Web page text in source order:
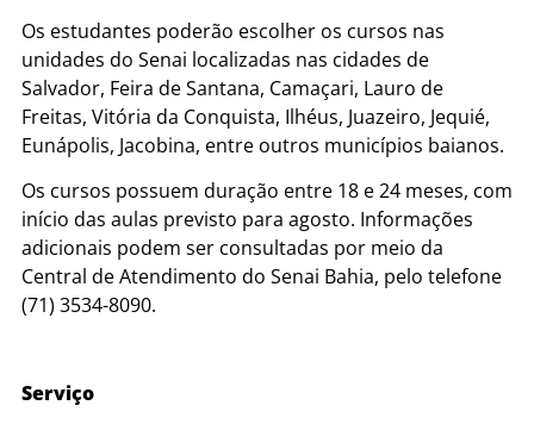
Os estudantes poderão escolher os cursos nas
unidades do Senai localizadas nas cidades de
Salvador, Feira de Santana, Camaçari, Lauro de
Freitas, Vitória da Conquista, Ilhéus, Juazeiro, Jequié,
Eunápolis, Jacobina, entre outros municípios baianos.
Os cursos possuem duração entre 18 e 24 meses, com
início das aulas previsto para agosto. Informações
adicionais podem ser consultadas por meio da
Central de Atendimento do Senai Bahia, pelo telefone
(71) 3534-8090.
Serviço